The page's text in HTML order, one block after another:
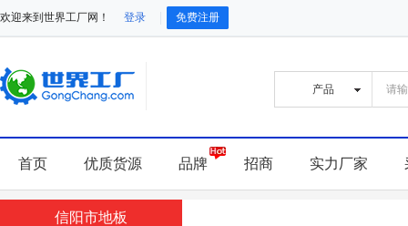
欢迎来到世界工厂网！ 登录 免费注册
首页 优质货源 品牌 招商 实力厂家
信阳市地板